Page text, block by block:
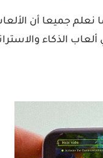
نعلم جميعا أن
الذكاء